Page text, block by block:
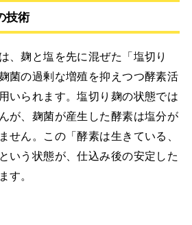
技術
、麹と塩を先に混ぜた「塩切り
菌の過剰な増殖を抑えつつ酵素活
いられます。塩切り麹の状態では
が、麹菌が産生した酵素は塩分が
せん。この「酵素は生きている、
いう状態が、仕込み後の安定した
。